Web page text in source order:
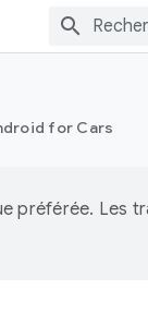
for Cars
préférée. Les